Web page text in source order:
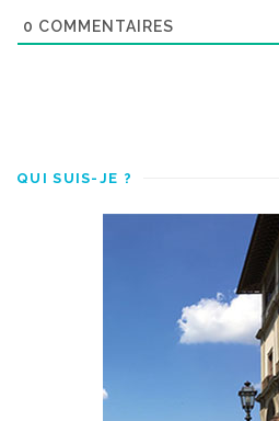
0 COMMENTAIRES
QUI SUIS-JE ?